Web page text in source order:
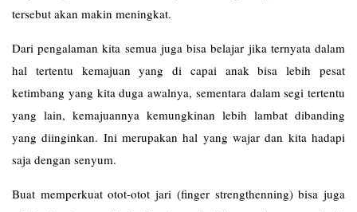
tersebut akan makin meningkat.
Dari pengalaman kita semua juga bisa belajar jika ternyata dalam
hal tertentu kemajuan yang di capai anak bisa lebih pesat
ketimbang yang kita duga awalnya, sementara dalam segi tertentu
yang lain, kemajuannya kemungkinan lebih lambat dibanding
yang diinginkan. Ini merupakan hal yang wajar dan kita hadapi
saja dengan senyum.
Buat memperkuat otot-otot jari (finger strengthenning) bisa juga